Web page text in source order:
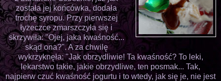
została jej końcówka, dodała
trochę syropu. Przy pierwszej
łyżeczce zmarszczyła się i
skrzywiła: "Ojej, jaka kwaśność...
skąd ona?". A za chwilę
wykrzyknęła: "Jak obrzydliwie! Ta kwaśność? To leki,
lekarstwo takie, jakie obrzydliwe, ten posmak... Tak,
najpierw czuć kwaśność jogurtu i to wtedy, jak się je, nie jest